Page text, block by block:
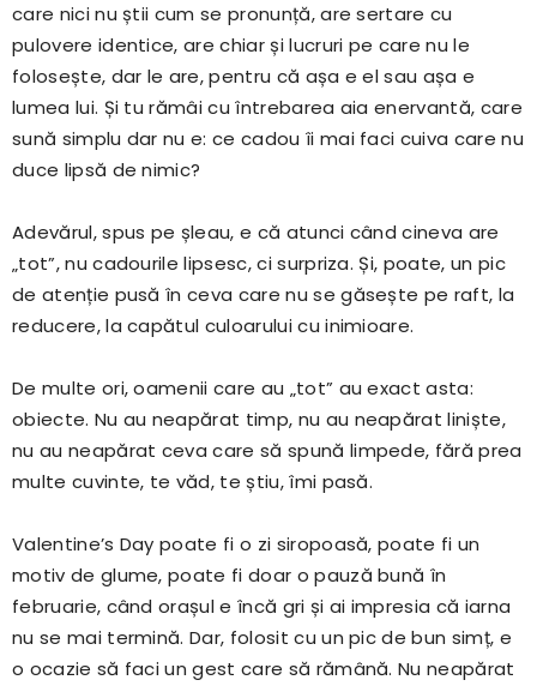
care nici nu știi cum se pronunță, are sertare cu
pulovere identice, are chiar și lucruri pe care nu le
folosește, dar le are, pentru că așa e el sau așa e
lumea lui. Și tu rămâi cu întrebarea aia enervantă, care
sună simplu dar nu e: ce cadou îi mai faci cuiva care nu
duce lipsă de nimic?
Adevărul, spus pe șleau, e că atunci când cineva are
„tot”, nu cadourile lipsesc, ci surpriza. Și, poate, un pic
de atenție pusă în ceva care nu se găsește pe raft, la
reducere, la capătul culoarului cu inimioare.
De multe ori, oamenii care au „tot” au exact asta:
obiecte. Nu au neapărat timp, nu au neapărat liniște,
nu au neapărat ceva care să spună limpede, fără prea
multe cuvinte, te văd, te știu, îmi pasă.
Valentine’s Day poate fi o zi siropoasă, poate fi un
motiv de glume, poate fi doar o pauză bună în
februarie, când orașul e încă gri și ai impresia că iarna
nu se mai termină. Dar, folosit cu un pic de bun simț, e
o ocazie să faci un gest care să rămână. Nu neapărat